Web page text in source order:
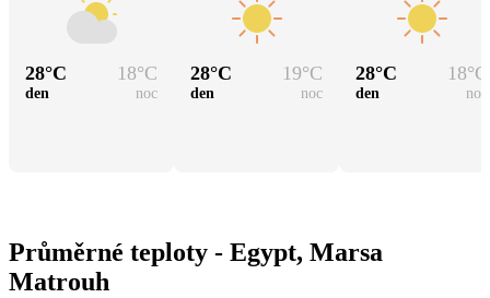
28°C 18°C
den noc
28°C 19°C
den noc
28°C 18°C
den noc
Průměrné teploty - Egypt, Marsa
Matrouh